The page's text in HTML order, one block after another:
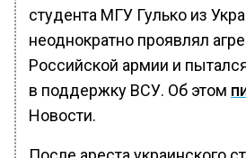
студента МГУ Гулько из
неоднократно проявлял
Российской армии и
в поддержку ВСУ. Об этом
Новости.